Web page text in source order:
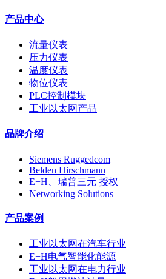
产品中心
流量仪表
压力仪表
温度仪表
物位仪表
PLC控制模块
工业以太网产品
品牌介绍
Siemens Ruggedcom
Belden Hirschmann
E+H、瑞普三元 授权
Networking Solutions
产品案例
工业以太网在汽车行业
E+H电气智能化能源
工业以太网在电力行业